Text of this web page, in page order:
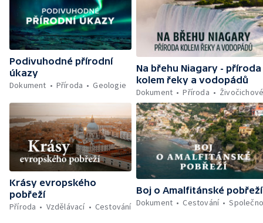
Podivuhodné přírodní
úkazy
Dokument
Příroda Geologie
Na břehu Niagary - příroda
kolem řeky a vodopádů
Dokument
Příroda
Krásy evropského
pobřeží
Příroda
Vzdělávací Cestování
Boj o Amalfitánské pobřeží
Dokument
Cestování